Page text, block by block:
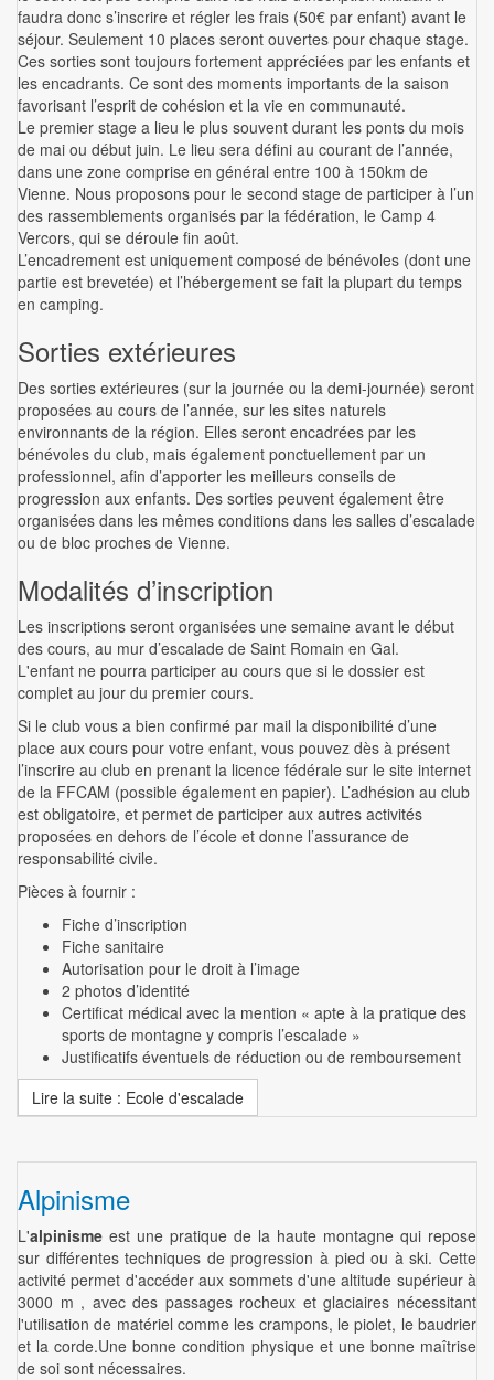
faudra donc s’inscrire et régler les frais (50€ par enfant) avant le
séjour. Seulement 10 places seront ouvertes pour chaque stage.
Ces sorties sont toujours fortement appréciées par les enfants et
les encadrants. Ce sont des moments importants de la saison
favorisant l’esprit de cohésion et la vie en communauté.
Le premier stage a lieu le plus souvent durant les ponts du mois
de mai ou début juin. Le lieu sera défini au courant de l’année,
dans une zone comprise en général entre 100 à 150km de
Vienne. Nous proposons pour le second stage de participer à l’un
des rassemblements organisés par la fédération, le Camp 4
Vercors, qui se déroule fin août.
L’encadrement est uniquement composé de bénévoles (dont une
partie est brevetée) et l’hébergement se fait la plupart du temps
en camping.
Sorties extérieures
Des sorties extérieures (sur la journée ou la demi-journée) seront
proposées au cours de l’année, sur les sites naturels
environnants de la région. Elles seront encadrées par les
bénévoles du club, mais également ponctuellement par un
professionnel, afin d’apporter les meilleurs conseils de
progression aux enfants. Des sorties peuvent également être
organisées dans les mêmes conditions dans les salles d’escalade
ou de bloc proches de Vienne.
Modalités d’inscription
Les inscriptions seront organisées une semaine avant le début
des cours, au mur d’escalade de Saint Romain en Gal.
L'enfant ne pourra participer au cours que si le dossier est
complet au jour du premier cours.
Si le club vous a bien confirmé par mail la disponibilité d’une
place aux cours pour votre enfant, vous pouvez dès à présent
l’inscrire au club en prenant la licence fédérale sur le site internet
de la FFCAM (possible également en papier). L’adhésion au club
est obligatoire, et permet de participer aux autres activités
proposées en dehors de l’école et donne l’assurance de
responsabilité civile.
Pièces à fournir :
Fiche d’inscription
Fiche sanitaire
Autorisation pour le droit à l’image
2 photos d’identité
Certificat médical avec la mention « apte à la pratique des
sports de montagne y compris l’escalade »
Justificatifs éventuels de réduction ou de remboursement
Lire la suite : Ecole d'escalade
Alpinisme
L'alpinisme est une pratique de la haute montagne qui repose
sur différentes techniques de progression à pied ou à ski. Cette
activité permet d'accéder aux sommets d'une altitude supérieur à
3000 m , avec des passages rocheux et glaciaires nécessitant
l'utilisation de matériel comme les crampons, le piolet, le baudrier
et la corde.Une bonne condition physique et une bonne maîtrise
de soi sont nécessaires.